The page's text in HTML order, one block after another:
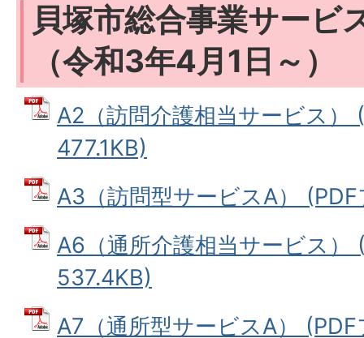
貝塚市総合事業サービ
（令和3年4月1日～）
A2（訪問介護相当サービス）
477.1KB)
A3（訪問型サービスA）
A6（通所介護相当サービス）
537.4KB)
A7（通所型サービスA）